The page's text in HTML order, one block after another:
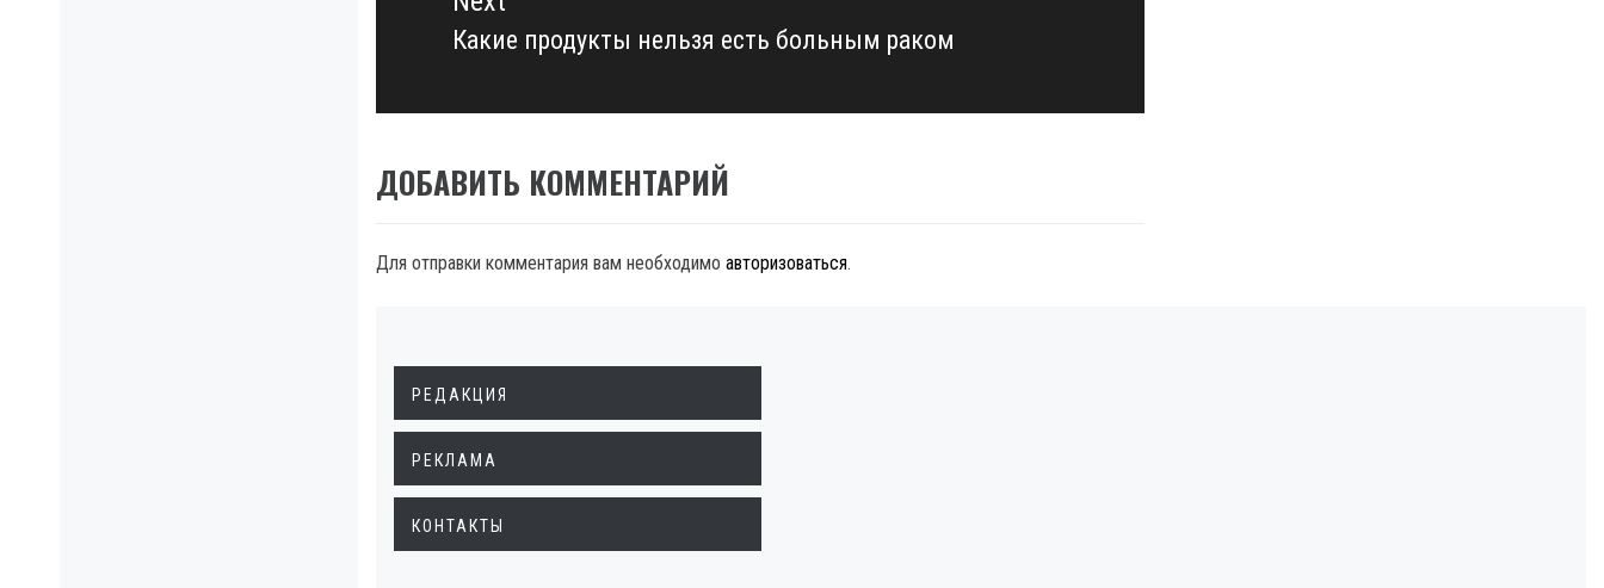
Next
Какие продукты нельзя есть больным раком
ДОБАВИТЬ КОММЕНТАРИЙ
Для отправки комментария вам необходимо авторизоваться.
РЕДАКЦИЯ
РЕКЛАМА
КОНТАКТЫ